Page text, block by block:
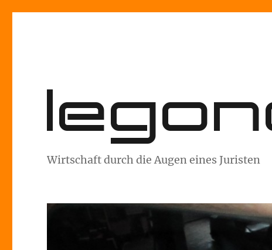
Wirtschaft durch die Augen eines Juristen